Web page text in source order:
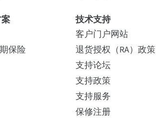
HTTPS、CLI、SNMP（读/写）、
TCP、用于分配 IP 地址的 DHCP/
到 Modbus/TCP 协议转换、
Digi 的 Realport® COM 端口重定向器
SSL/TLS
通过 Digi 设备服务器
使用 DNP3.0 协议
保险
技术支持
客户门户网站
退货授权（RA）政策
支持论坛
支持政策
支持服务
保修注册